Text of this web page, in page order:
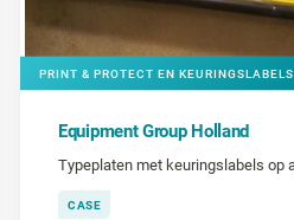
PRINT & PROTECT EN KEURINGSLABELS
Equipment Group Holland
CASE